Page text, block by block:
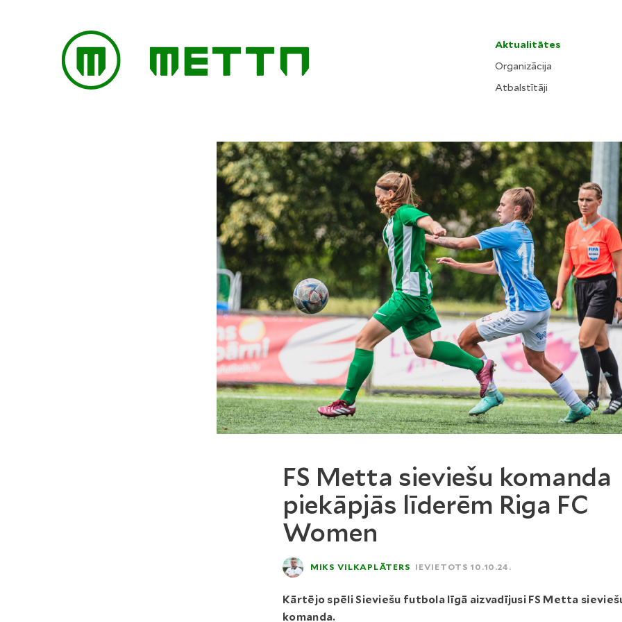
Aktualitātes
Organizācija
Atbalstītāji
FS Metta sieviešu komanda
piekāpjās līderēm Riga FC
Women
MIKS VILKAPLĀTERS IEVIETOTS 10.10.24.
Kārtējo spēli Sieviešu futbola līgā aizvadījusi FS Metta
komanda.